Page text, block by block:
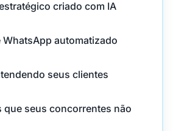
criado com IA
WhatsApp automatizado
seus clientes
que seus concorrentes não